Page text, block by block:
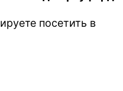
посетить в